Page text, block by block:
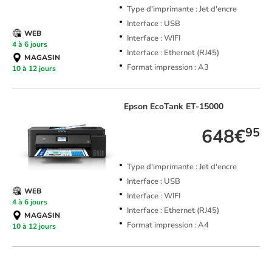
Type d'imprimante : Jet d'encre
Interface : USB
Interface : WIFI
Interface : Ethernet (RJ45)
Format impression : A3
WEB
4 à 6 jours
MAGASIN
10 à 12 jours
Epson EcoTank ET-15000
648€95
Type d'imprimante : Jet d'encre
Interface : USB
Interface : WIFI
Interface : Ethernet (RJ45)
Format impression : A4
WEB
4 à 6 jours
MAGASIN
10 à 12 jours